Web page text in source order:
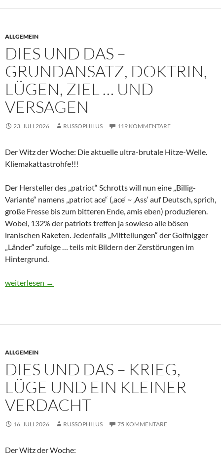
ALLGEMEIN
DIES UND DAS –
GRUNDANSATZ, DOKTRIN,
LÜGEN, ZIEL … UND
VERSAGEN
23. JULI 2026 RUSSOPHILUS 119 KOMMENTARE
Der Witz der Woche: Die aktuelle ultra-brutale Hitze-Welle.
Kliemakattastrohfe!!!
Der Hersteller des „patriot“ Schrotts will nun eine „Billig-
Variante“ namens „patriot ace“ (‚ace‘ ~ ‚Ass‘ auf Deutsch, sprich,
große Fresse bis zum bitteren Ende, amis eben) produzieren.
Wobei, 132% der patriots treffen ja sowieso alle bösen
iranischen Raketen. Jedenfalls „Mitteilungen“ der Golfnigger
„Länder“ zufolge … teils mit Bildern der Zerstörungen im
Hintergrund.
Dies und Das – Grundansatz, Doktrin, Lügen, Ziel … und
weiterlesen →
ALLGEMEIN
DIES UND DAS – KRIEG,
LÜGE UND EIN KLEINER
VERDACHT
16. JULI 2026 RUSSOPHILUS 75 KOMMENTARE
Der Witz der Woche: